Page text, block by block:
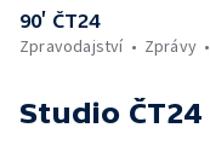
90’ ČT24
Zpravodajství
Zprávy
Studio ČT24